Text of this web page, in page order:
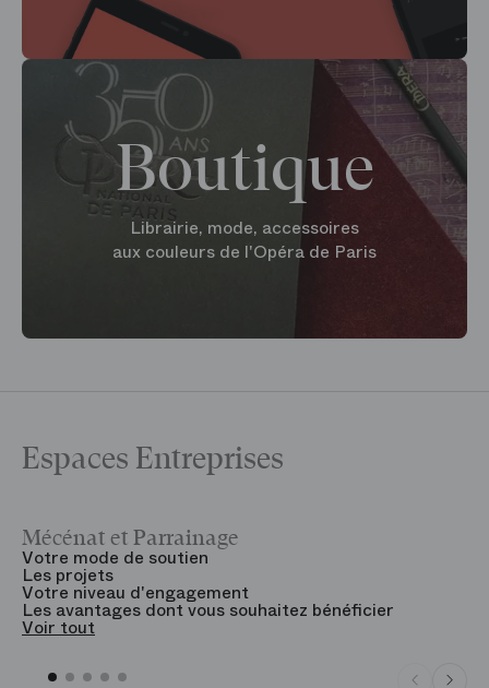
Boutique
Librairie, mode, accessoires
aux couleurs de l'Opéra de Paris
Espaces Entreprises
Mécénat et Parrainage
Votre mode de soutien
Les projets
Votre niveau d'engagement
Les avantages dont vous souhaitez bénéficier
Voir tout